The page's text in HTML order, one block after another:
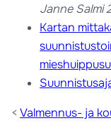
Janne Salmi
Kartan
<Valmennus- ja